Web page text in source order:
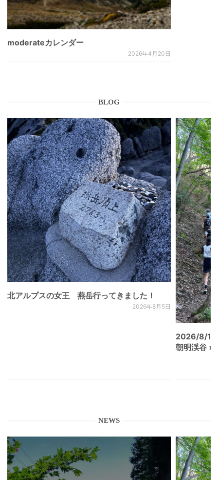
moderateカレンダー
2026年4月20日
BLOG
北アルプスの女王 燕岳行ってきました！
2026年8月5日
2026/8/
朝明渓谷 ×
NEWS